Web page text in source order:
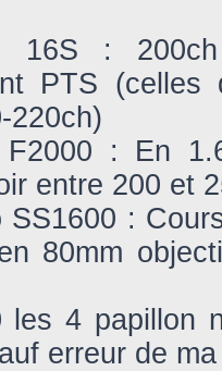
16S :
PTS (celles
220ch)
F2000 : En
entre 200 et
SS1600 :
80mm
les 4 papillon
erreur de